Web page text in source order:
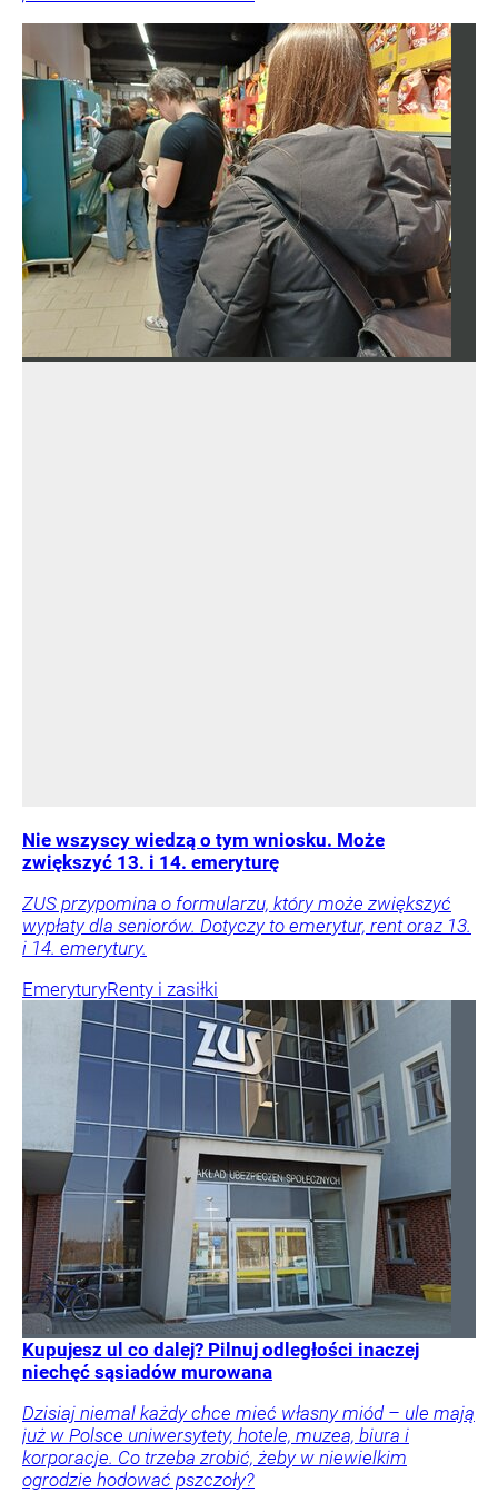
Nie wszyscy wiedzą o tym wniosku. Może
zwiększyć 13. i 14. emeryturę
ZUS przypomina o formularzu, który może zwiększyć
wypłaty dla seniorów. Dotyczy to emerytur, rent oraz 13.
i 14. emerytury.
EmeryturyRenty i zasiłki
Kupujesz ul co dalej? Pilnuj odległości inaczej
niechęć sąsiadów murowana
Dzisiaj niemal każdy chce mieć własny miód – ule mają
już w Polsce uniwersytety, hotele, muzea, biura i
korporacje. Co trzeba zrobić, żeby w niewielkim
ogrodzie hodować pszczoły?